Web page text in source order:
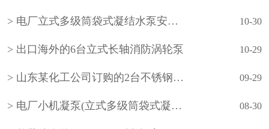
电厂立式多级筒袋式凝结水泵安装现场 10-30
出口海外的6台立式长轴消防涡轮泵 10-29
山东某化工公司订购的2台不锈钢立式长轴液下泵 09-29
电厂小机凝泵(立式多级筒袋式凝结水泵) 08-30